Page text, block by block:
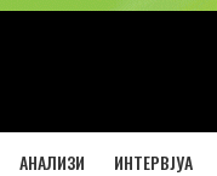
АНАЛИЗИ ИНТЕРВЈУА